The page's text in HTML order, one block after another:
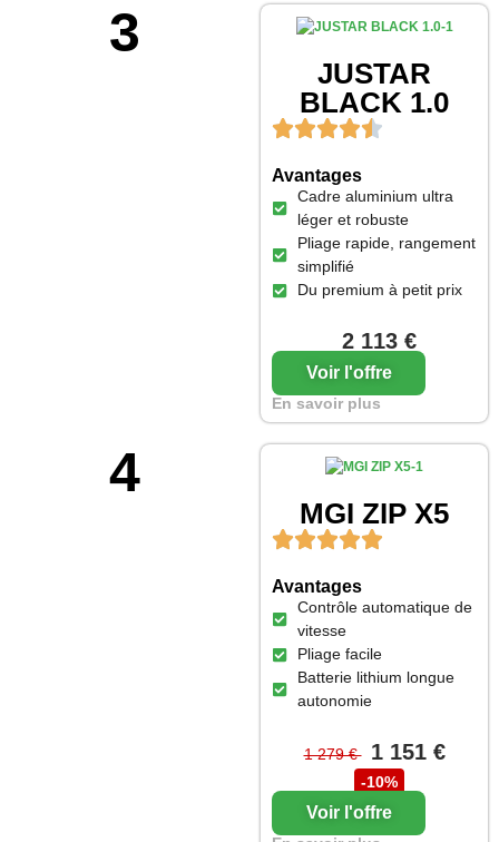
3
JUSTAR
BLACK 1.0
Avantages
Cadre aluminium ultra
léger et robuste
Pliage rapide, rangement
simplifié
Du premium à petit prix
2 113 €
Voir l'offre
En savoir plus
4
MGI ZIP X5
Avantages
Contrôle automatique de
vitesse
Pliage facile
Batterie lithium longue
autonomie
1 279 € 1 151 €
-10%
Voir l'offre